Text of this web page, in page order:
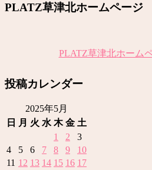
PLATZ草津北ホームページ
PLATZ草津北ホーム
投稿カレンダー
2025年5月
日
月 火 水 木 金 土
1
2
3
4
5 6 7 8 9
10
11 12 13 14 15 16 17